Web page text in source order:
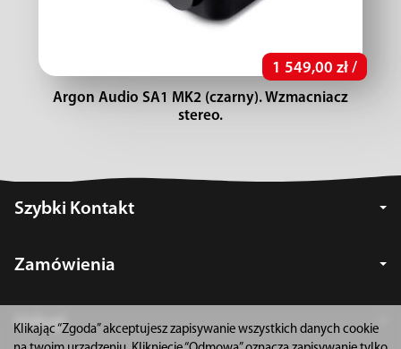
1 549,00 zł /
Argon Audio SA1 MK2 (czarny). Wzmacniacz
stereo.
Szybki Kontakt
Zamówienia
Usługi
Klikając “Zgoda” akceptujesz zapisywanie wszystkich danych cookie